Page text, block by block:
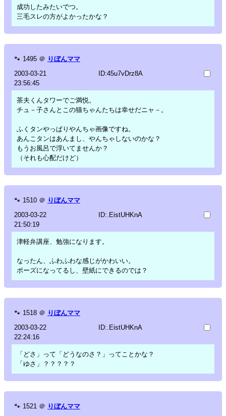
成功したみたいでつ。
三毛スレの方がよかったかな？
🐾 1495 ＠ りぼんママ
2003-03-21
23:56:45
ID:45u7vDrz8A
茶夫くんタワーでご満悦。
チュ－子さんとこの猫ちゃんたちは幸せだニャ－。
ふくタンやっぱりやんちゃ画像ですね。
あんこタンはあんまし、やんちゃしないのかな？
もうお風呂で浮いてませんか？
（それも心配だけど）
🐾 1510 ＠ りぼんママ
2003-03-22
21:50:19
ID:.EistUHKnA
津軽弁講座、勉強になります。
なったん、ふわふわな感じがかわいい。
ポーズになってるし、壁紙にできるのでは？
🐾 1518 ＠ りぼんママ
2003-03-22
22:24:16
ID:.EistUHKnA
「どさ」って「どうなのさ？」ってことかな？
「ゆさ」？？？？？
🐾 1521 ＠ りぼんママ